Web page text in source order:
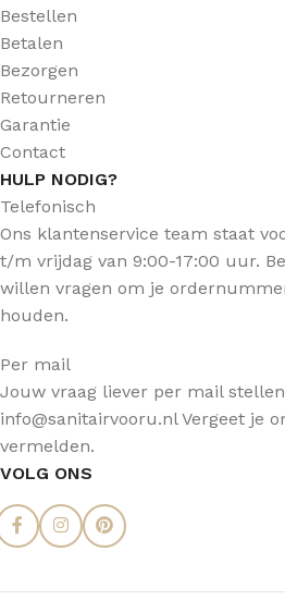
Bestellen
Betalen
Bezorgen
Retourneren
Garantie
Contact
HULP NODIG?
Telefonisch
Ons klantenservice team staat
t/m vrijdag van 9:00-17:00 uur.
willen vragen om je
houden.
Per mail
Jouw vraag liever per mail
info@sanitairvooru.nl Vergeet je
vermelden.
VOLG ONS